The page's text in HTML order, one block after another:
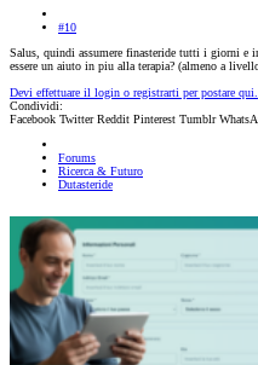
#10
Salus, quindi assumere finasteride tutti i giorni e
essere un aiuto in piu alla terapia? (almeno a
Devi effettuare il login o registrarti per postare qui.
Condividi:
Facebook Twitter Reddit Pinterest Tumblr
Forums
Ricerca & Futuro
Dutasteride